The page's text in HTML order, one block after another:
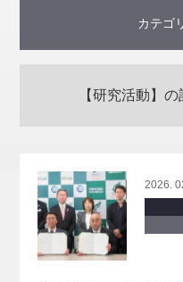
カテゴ
研究・
関連
連
【研究活動】
2026.